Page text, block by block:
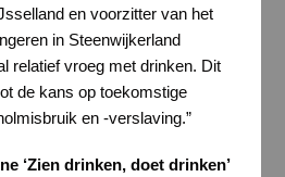
en voorzitter van het
in Steenwijkerland
relatief vroeg met drinken. Dit
de kans op toekomstige
en -verslaving.”
‘Zien drinken, doet drinken’